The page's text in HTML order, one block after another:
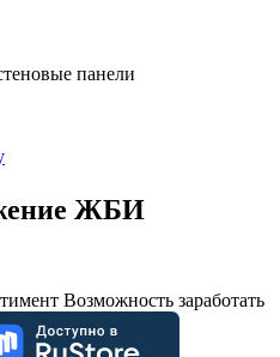
панели
ЖБИ
Возможность заработать